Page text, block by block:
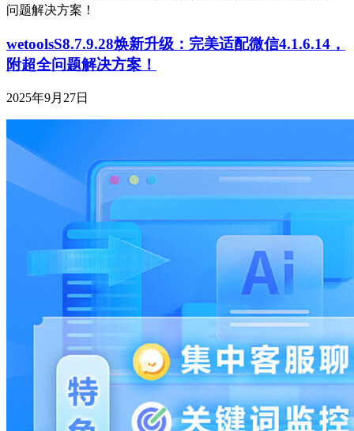
wetoolsS8.7.9.28焕新升级：完美适配微信4.1.6.14，
附超全问题解决方案！
2025年9月27日